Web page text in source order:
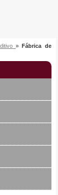
»Fábrica de